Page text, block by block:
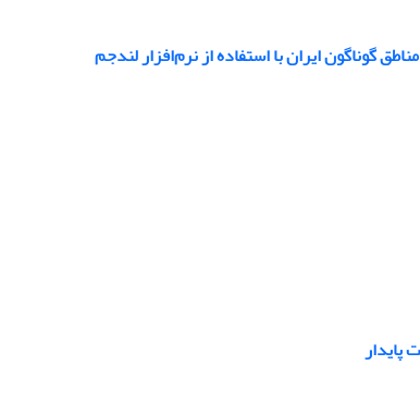
گوناگون ایران با استفاده از نرم‌افزار لندجم
پایدار